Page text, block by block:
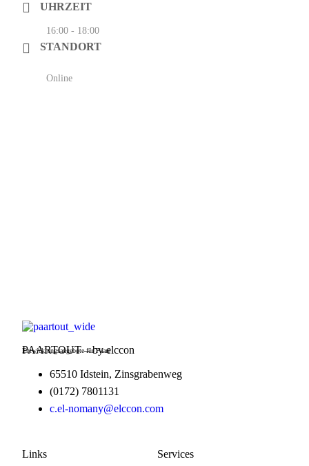
UHRZEIT
16:00 - 18:00
STANDORT
Online
PAARTOUT – by elccon
Entwicklungsangebote für Paare
65510 Idstein, Zinsgrabenweg
(0172) 7801131
c.el-nomany@elccon.com
Links
Services